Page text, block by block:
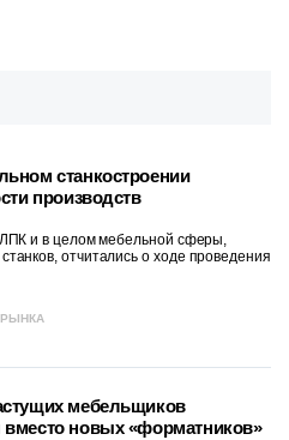
станкостроении
производств
и в целом мебельной сферы,
отчитались о ходе проведения
мебельщиков
новых «форматников»